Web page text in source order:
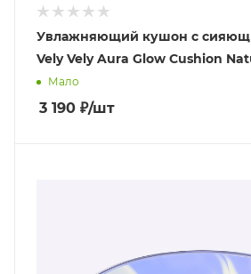
Увлажняющий кушон с
Vely Vely Aura Glow Cushion
Мало
3 190 ₽/шт